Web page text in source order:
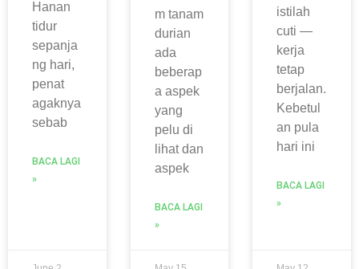
Hanan
tidur
sepanja
ng hari,
penat
agaknya
sebab
BACA LAGI
»
m tanam
durian
ada
beberap
a aspek
yang
pelu di
lihat dan
aspek
BACA LAGI
»
istilah
cuti —
kerja
tetap
berjalan.
Kebetul
an pula
hari ini
BACA LAGI
»